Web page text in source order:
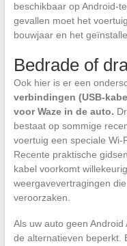
beschikbaar op Android-
gevallen moet het
bouwjaar en het
Bedrade of
Ook hier is er een
verbindingen (USB-
voor Waze in de auto.
bestaat op sommige
voertuig een speciale Wi-
Recente praktische
kabel voorkomt
weergavevertragingen
veroorzaken.
Als uw auto geen
de alternatieven beperkt.